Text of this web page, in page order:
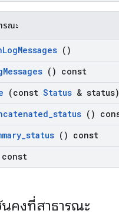
รณะ
LogMessages ()
Messages () const
(const Status & status)
_status ()
_status () const
คงที่สาธารณะ